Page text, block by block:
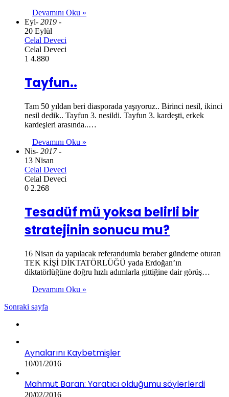
Devamını Oku »
Eyl- 2019 -
20 Eylül
Celal Deveci
Celal Deveci
1 4.880
Tayfun..
Tam 50 yıldan beri diasporada yaşıyoruz.. Birinci nesil, ikinci
nesil dedik.. Tayfun 3. nesildi. Tayfun 3. kardeşti, erkek
kardeşleri arasında..…
Devamını Oku »
Nis- 2017 -
13 Nisan
Celal Deveci
Celal Deveci
0 2.268
Tesadüf mü yoksa belirli bir
stratejinin sonucu mu?
16 Nisan da yapılacak referandumla beraber gündeme oturan
TEK KİŞİ DİKTATÖRLÜĞÜ yada Erdoğan’ın
diktatörlüğüne doğru hızlı adımlarla gittiğine dair görüş…
Devamını Oku »
Sonraki sayfa
Aynalarını Kaybetmişler
10/01/2016
Mahmut Baran: Yaratıcı olduğumu söylerlerdi
20/02/2016